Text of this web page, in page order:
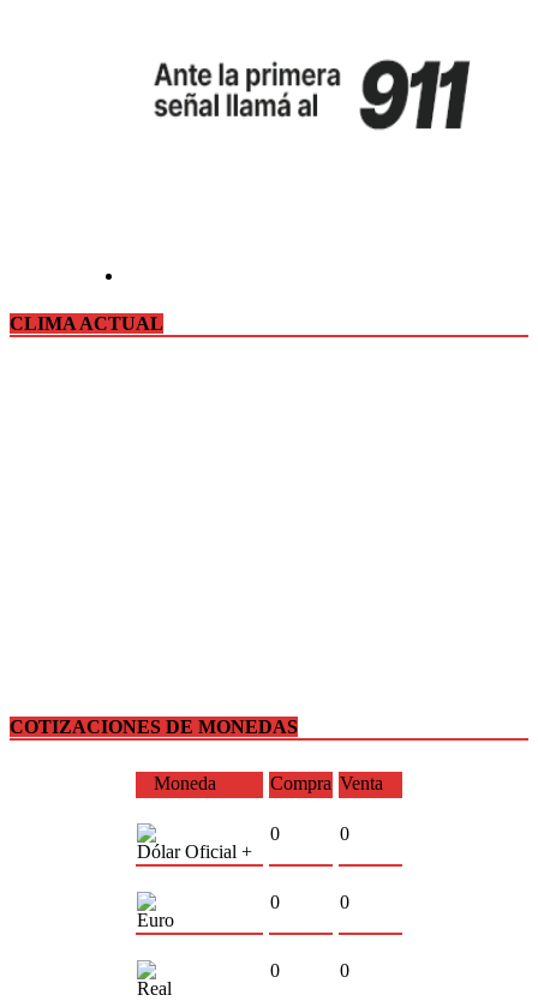
CLIMA ACTUAL
COTIZACIONES DE MONEDAS
Moneda Compra Venta
Dólar Oficial +
0 0
Euro
0 0
Real
0 0